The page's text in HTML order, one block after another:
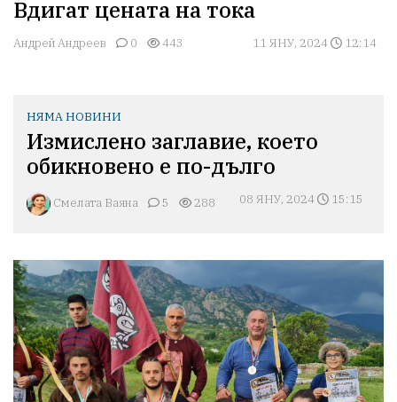
Вдигат цената на тока
Андрей Андреев 0 443 11 ЯНУ, 2024 12:14
НЯМА НОВИНИ
Измислено заглавие, което
обикновено е по-дълго
Смелата Ваяна 5 288 08 ЯНУ, 2024 15:15